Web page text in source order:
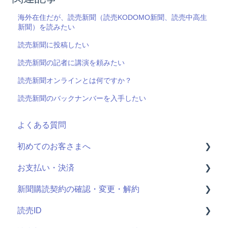
海外在住だが、読売新聞（読売KODOMO新聞、読売中高生
新聞）を読みたい
読売新聞に投稿したい
読売新聞の記者に講演を頼みたい
読売新聞オンラインとは何ですか？
読売新聞のバックナンバーを入手したい
よくある質問
初めてのお客さまへ
読売ID登録
読売かんたん申込サイトとは
申し込み手続きの方法
お支払い・決済
決済情報の確認・変更
クレジットカード明細
新聞購読契約の確認・変更・解約
最近お申し込みされた方
読売ID